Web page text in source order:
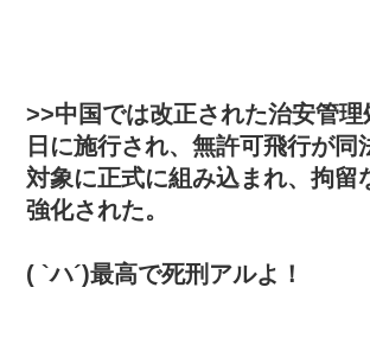
>>中国では改正された治安管
日に施行され、無許可飛行が同
対象に正式に組み込まれ、拘留
強化された。
( `ハ´)最高で死刑アルよ！